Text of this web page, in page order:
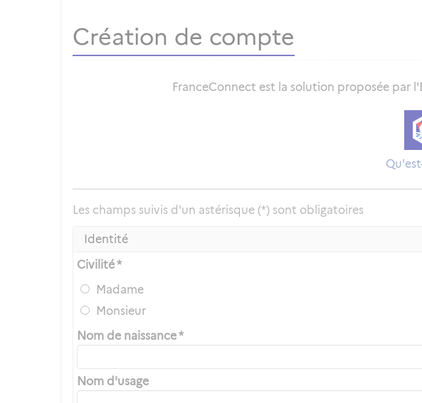
Création de compte
FranceConnect est la solution proposée par
Les champs suivis d'un astérisque (*) sont obligatoires
Identité
Civilité *
Madame
Monsieur
Nom de naissance *
Nom d'usage